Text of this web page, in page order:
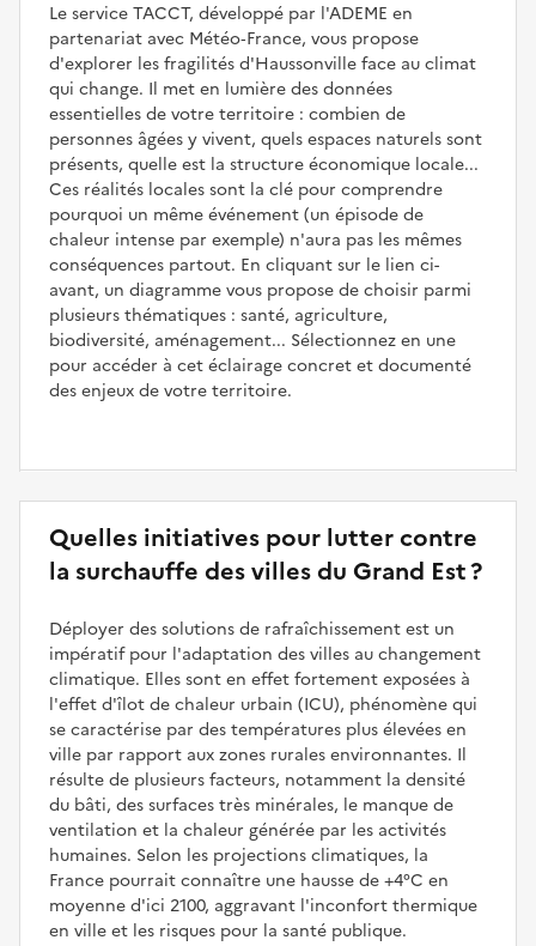
Le service TACCT, développé par l'ADEME en
partenariat avec Météo‑France, vous propose
d'explorer les fragilités d'Haussonville face au climat
qui change. Il met en lumière des données
essentielles de votre territoire : combien de
personnes âgées y vivent, quels espaces naturels sont
présents, quelle est la structure économique locale...
Ces réalités locales sont la clé pour comprendre
pourquoi un même événement (un épisode de
chaleur intense par exemple) n'aura pas les mêmes
conséquences partout. En cliquant sur le lien ci-
avant, un diagramme vous propose de choisir parmi
plusieurs thématiques : santé, agriculture,
biodiversité, aménagement... Sélectionnez en une
pour accéder à cet éclairage concret et documenté
des enjeux de votre territoire.
Quelles initiatives pour lutter contre
la surchauffe des villes du Grand Est ?
Déployer des solutions de rafraîchissement est un
impératif pour l'adaptation des villes au changement
climatique. Elles sont en effet fortement exposées à
l'effet d'îlot de chaleur urbain (ICU), phénomène qui
se caractérise par des températures plus élevées en
ville par rapport aux zones rurales environnantes. Il
résulte de plusieurs facteurs, notamment la densité
du bâti, des surfaces très minérales, le manque de
ventilation et la chaleur générée par les activités
humaines. Selon les projections climatiques, la
France pourrait connaître une hausse de +4°C en
moyenne d'ici 2100, aggravant l'inconfort thermique
en ville et les risques pour la santé publique.